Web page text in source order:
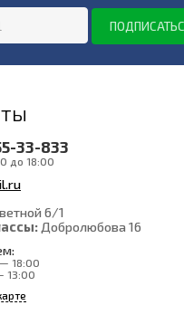
33-833
до 18:00
6/1
Добролюбова 16
18:00
13:00